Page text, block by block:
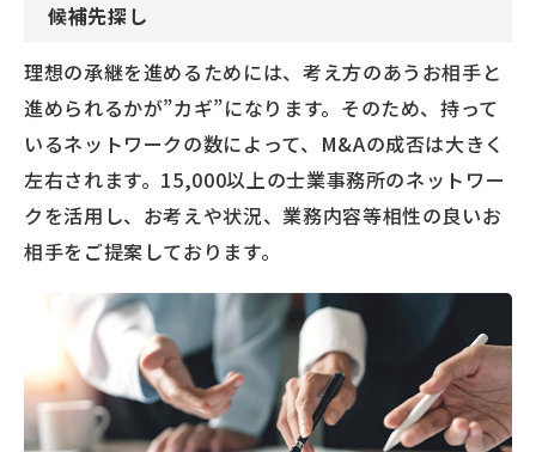
候補先探し
理想の承継を進めるためには、考え方のあうお相手と
進められるかが”カギ”になります。そのため、持って
いるネットワークの数によって、M&Aの成否は大きく
左右されます。15,000以上の士業事務所のネットワー
クを活用し、お考えや状況、業務内容等相性の良いお
相手をご提案しております。